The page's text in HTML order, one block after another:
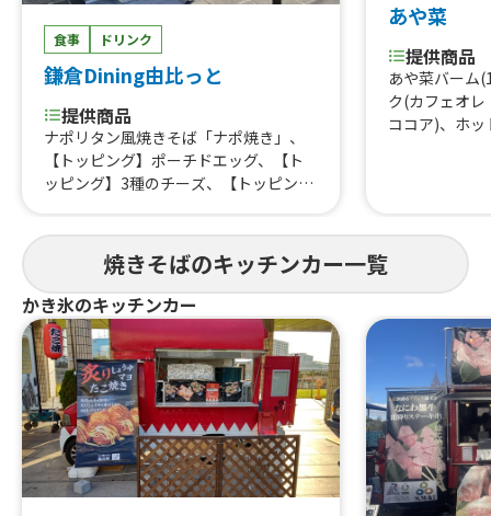
提供商品
ー
食事 ドリンク
鎌倉Dining由比っと
提供商品
ナポリタン風焼きそば「ナポ焼き」、
【トッピング】ポーチドエッグ、【ト
ッピング】3種のチーズ、【トッピン
れ肉乗せ、【季節限定トッピング】お
やじの野菜まし、ナポリタン風焼きそ
ば「ミニナポ焼き」、ナポリタン風焼
きそば「ナポ焼き」900、炙り豚バラ
飯、ドーナッツ、デコレーションドー
ナッツ、アメリカンドッグ、串フラン
ク、ポテトフライ、シャカシャカポテ
ト、チーズナポ焼きドッグ、ナポ焼き
ドッグ、ジャンボ牛串焼き、ジャンボ牛
串ステーキ700、湘南しらなみ熟成豚の
串焼き、肉巻き串おにぎり、厚切り豚タ
ン串焼き、かき氷、星降るかき氷、マ
あや菜
提供商品
あや菜バーム
ク(カフェオ
ココア)、ホ
ばバーガー(2
とろふわオ
の唐揚げ&コ
唐揚げ&ポテ
げ、中途半
玉とんぺい
ば、特製ソー
焼きそばのキッチンカー一覧
かき氷のキッチンカー